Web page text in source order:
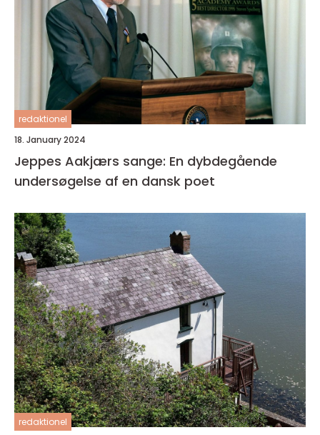
redaktionel
18. January 2024
Jeppes Aakjærs sange: En dybdegående
undersøgelse af en dansk poet
redaktionel